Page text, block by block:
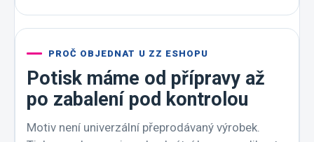
PROČ OBJEDNAT U ZZ ESHOPU
Potisk máme od přípravy až
po zabalení pod kontrolou
Motiv není univerzální přeprodávaný výrobek.